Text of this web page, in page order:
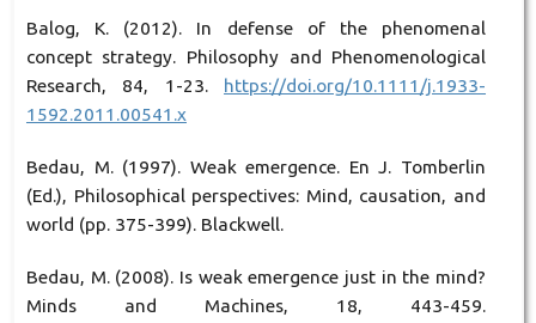
Balog, K. (2012). In defense of the phenomenal
concept strategy. Philosophy and Phenomenological
Research, 84, 1-23. https://doi.org/10.1111/j.1933-
1592.2011.00541.x
Bedau, M. (1997). Weak emergence. En J. Tomberlin
(Ed.), Philosophical perspectives: Mind, causation, and
world (pp. 375-399). Blackwell.
Bedau, M. (2008). Is weak emergence just in the mind?
Minds and Machines, 18, 443-459.